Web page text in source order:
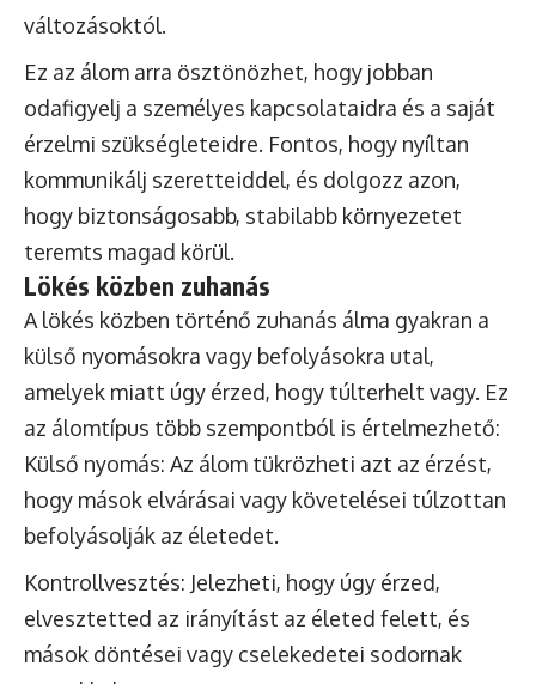
változásoktól.
Ez az álom arra ösztönözhet, hogy jobban
odafigyelj a személyes kapcsolataidra és a saját
érzelmi szükségleteidre. Fontos, hogy nyíltan
kommunikálj szeretteiddel, és dolgozz azon,
hogy biztonságosabb, stabilabb környezetet
teremts magad körül.
Lökés közben zuhanás
A lökés közben történő zuhanás álma gyakran a
külső nyomásokra vagy befolyásokra utal,
amelyek miatt úgy érzed, hogy túlterhelt vagy. Ez
az álomtípus több szempontból is értelmezhető:
Külső nyomás: Az álom tükrözheti azt az érzést,
hogy mások elvárásai vagy követelései túlzottan
befolyásolják az életedet.
Kontrollvesztés: Jelezheti, hogy úgy érzed,
elvesztetted az irányítást az életed felett, és
mások döntései vagy cselekedetei sodornak